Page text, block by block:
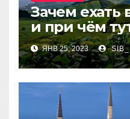
Зачем ехать
и при чём
ЯНВ 25, 2023